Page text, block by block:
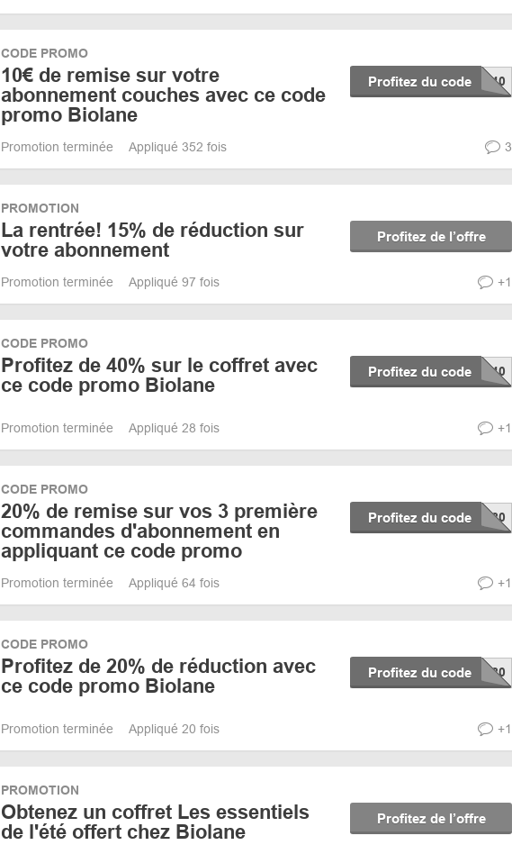
CODE PROMO
10€ de remise sur votre
abonnement couches avec ce code
promo Biolane
Profitez du code
Promotion terminée Appliqué 352 fois 3
PROMOTION
La rentrée! 15% de réduction sur
votre abonnement
Profitez de l’offre
Promotion terminée Appliqué 97 fois +1
CODE PROMO
Profitez de 40% sur le coffret avec
ce code promo Biolane
Profitez du code
Promotion terminée Appliqué 28 fois +1
CODE PROMO
20% de remise sur vos 3 première
commandes d'abonnement en
appliquant ce code promo
Profitez du code
Promotion terminée Appliqué 64 fois +1
CODE PROMO
Profitez de 20% de réduction avec
ce code promo Biolane
Profitez du code
Promotion terminée Appliqué 20 fois +1
PROMOTION
Obtenez un coffret Les essentiels
de l'été offert chez Biolane
Profitez de l’offre